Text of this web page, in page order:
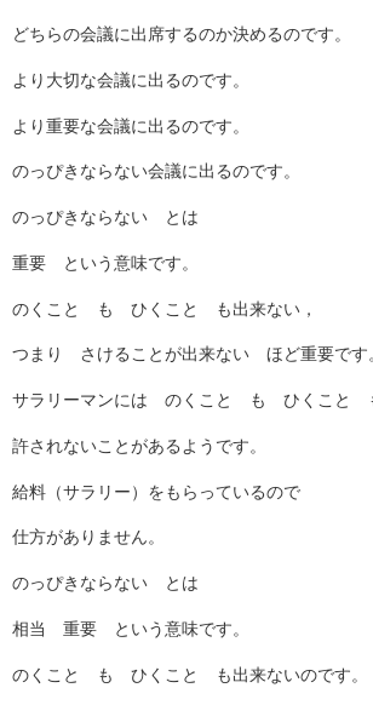
どちらの会議に出席するのか決めるのです。
より大切な会議に出るのです。
より重要な会議に出るのです。
のっぴきならない会議に出るのです。
のっぴきならない とは
重要 という意味です。
のくこと も ひくこと も出来ない，
つまり さけることが出来ない ほど重要です
サラリーマンには のくこと も ひくこと
許されないことがあるようです。
給料（サラリー）をもらっているので
仕方がありません。
のっぴきならない とは
相当 重要 という意味です。
のくこと も ひくこと も出来ないのです。